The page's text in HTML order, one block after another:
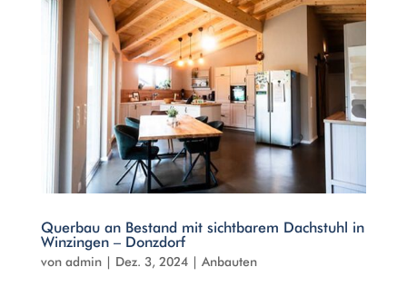
Querbau an Bestand mit sichtbarem Dachstuhl in
Winzingen – Donzdorf
von admin| Dez. 3, 2024| Anbauten